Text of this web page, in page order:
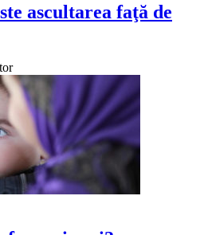
ascultarea faţă de